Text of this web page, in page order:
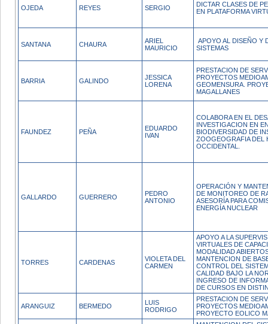
OJEDA REYES SERGIO
DICTAR CLASES DE
EN PLATAFORMA
SANTANA CHAURA
ARIEL
MAURICIO
APOYO AL DISEÑO Y
SISTEMAS
BARRIA GALINDO
JESSICA
LORENA
PRESTACION DE
PROYECTOS
GEOMENSURA.
MAGALLANES
FAUNDEZ PEÑA
EDUARDO
IVAN
COLABORA EN EL
INVESTIGACION EN
BIODIVERSIDAD DE
ZOOGEOGRAFIA DEL
OCCIDENTAL.
GALLARDO GUERRERO
PEDRO
ANTONIO
OPERACIÓN Y
DE MONITOREO DE
ASESORÍA PARA
ENERGÍA NUCLEAR
TORRES CARDENAS
VIOLETA DEL
CARMEN
APOYO A LA
VIRTUALES DE
MODALIDAD
MANTENCION DE
CONTROL DEL
CALIDAD BAJO LA
INGRESO DE
DE CURSOS EN
ARANGUIZ BERMEDO
LUIS
RODRIGO
PRESTACION DE
PROYECTOS
PROYECTO EOLICO